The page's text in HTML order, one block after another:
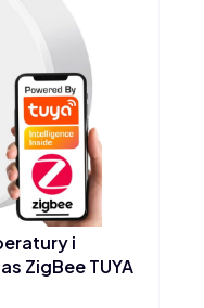
i
ZigBee TUYA